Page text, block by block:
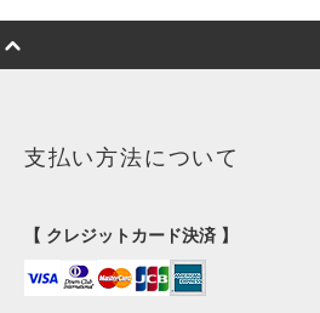
支払い方法について
【 クレジットカード決済 】